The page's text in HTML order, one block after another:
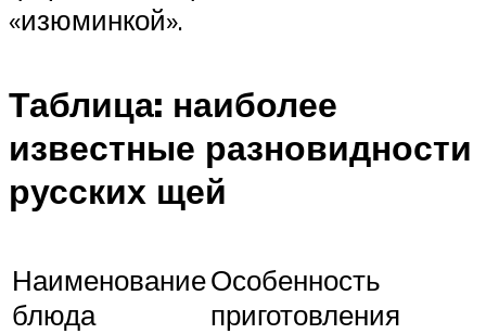
«изюминкой».
Таблица: наиболее
известные разновидности
русских щей
Наименование
блюда
Особенность
приготовления